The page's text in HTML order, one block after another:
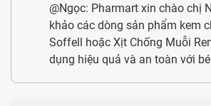
@Ngọc: Pharmart xin chào chị
khảo các dòng sản phẩm kem
Soffell hoặc Xịt Chống Muỗi
dụng hiệu quả và an toàn với